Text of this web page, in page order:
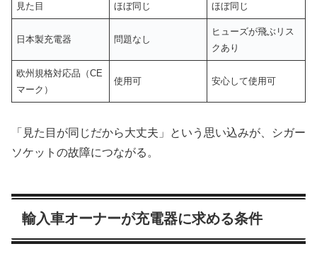
見た目 ほぼ同じ ほぼ同じ
日本製充電器 問題なし
ヒューズが飛ぶリス
クあり
欧州規格対応品（CE
マーク）
使用可 安心して使用可
「見た目が同じだから大丈夫」という思い込みが、シガー
ソケットの故障につながる。
輸入車オーナーが充電器に求める条件